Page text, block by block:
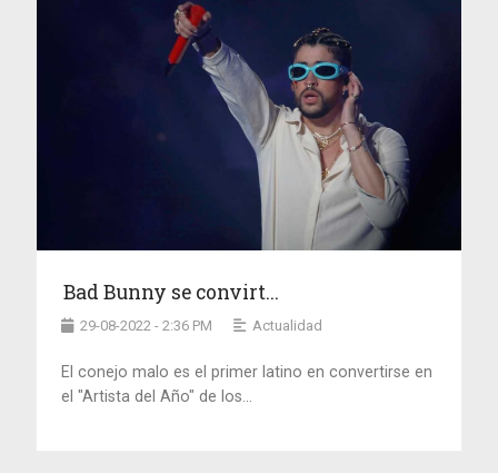
Bad Bunny se convirt...
29-08-2022 - 2:36 PM Actualidad
El conejo malo es el primer latino en convertirse en
el "Artista del Año" de los...